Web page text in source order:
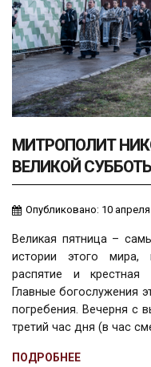
МИТРОПОЛИТ
ВЕЛИКОЙ
Опубликовано: 10
Великая пятница –
истории этого мира,
распятие и крестная
Главные богослужения
погребения. Вечерня с
третий час дня (в час
ПОДРОБНЕЕ